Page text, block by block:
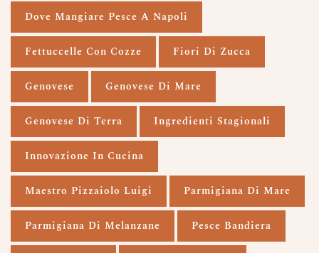
Dove Mangiare Pesce A Napoli
Fettuccelle Con Cozze Fiori Di Zucca
Genovese Genovese Di Mare
Genovese Di Terra Ingredienti Stagionali
Innovazione In Cucina
Maestro Pizzaiolo Luigi Parmigiana Di Mare
Parmigiana Di Melanzane Pesce Bandiera